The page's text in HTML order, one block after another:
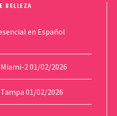
BELLEZA
en Español
Miami-2 01/02/2026
01/02/2026